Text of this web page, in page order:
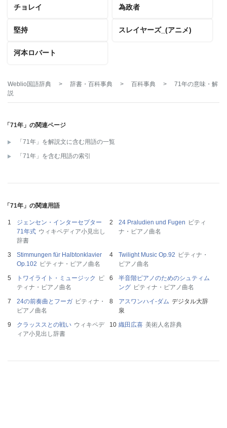
チョレイ 為政者
堅持 スレイヤーズ_(アニメ)
河本ロバート
Weblio国語辞典 > 辞書・百科事典 > 百科事典 > 71年の意味・解
説
「71年」の関連ページ
「71年」を解説文に含む用語の一覧
「71年」を含む用語の索引
「71年」の関連用語
ジェンセン・インターセプター
71年式 ウィキペディア小見出し
辞書
24 Praludien und Fugen ピティ
ナ・ピアノ曲名
Stimmungen für Halbtonklavier
Op.102 ピティナ・ピアノ曲名
Twilight Music Op.92 ピティナ・
ピアノ曲名
トワイライト・ミュージック
ピ
ティナ・ピアノ曲名
半音階ピアノのためのシュティム
ング ピティナ・ピアノ曲名
24の前奏曲とフーガ ピティナ・
ピアノ曲名
アスワンハイ‐ダム デジタル大辞
泉
クラッススとの戦い ウィキペデ
ィア小見出し辞書
織田広喜 美術人名辞典